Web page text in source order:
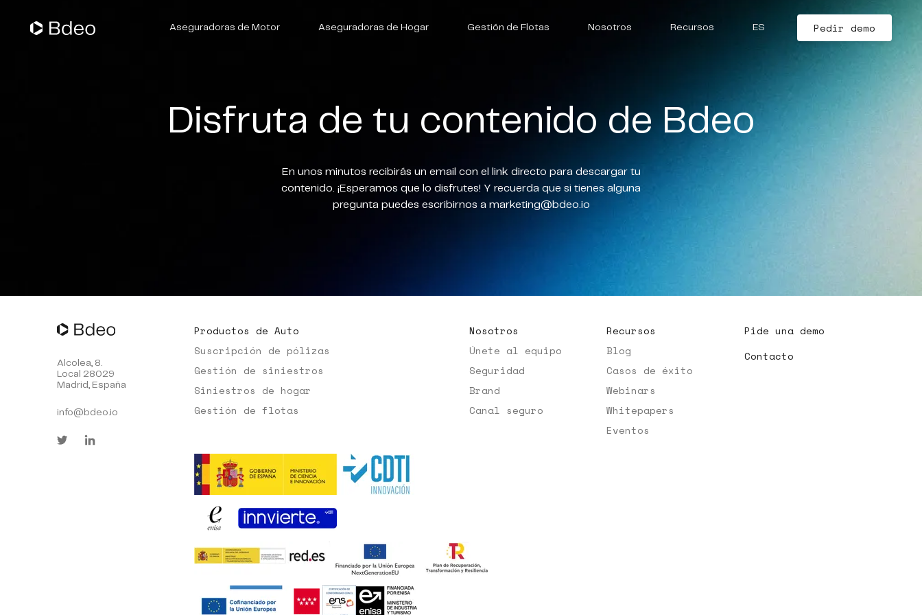
Aseguradoras de Motor Aseguradoras de Hogar Gestión de Flotas Nosotros Recursos ES Pedir demo
Disfruta de tu contenido de Bdeo
En unos minutos recibirás un email con el link directo para descargar tu
contenido. ¡Esperamos que lo disfrutes! Y recuerda que si tienes alguna
pregunta puedes escribirnos a marketing@bdeo.io
Alcolea, 8.
Local 28029
Madrid, España
info@bdeo.io
Productos de Auto
Suscripción de pólizas
Gestión de siniestros
Siniestros de hogar
Gestión de flotas
Nosotros
Únete al equipo
Seguridad
Brand
Canal seguro
Recursos
Blog
Casos de éxito
Webinars
Whitepapers
Eventos
Pide una demo
Contacto